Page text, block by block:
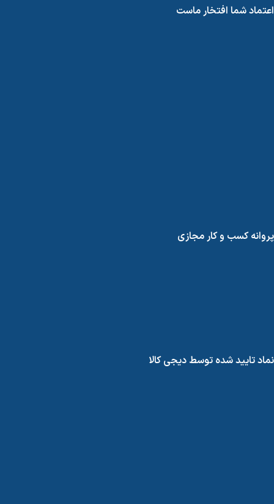
اعتماد شما افتخار ماست
پروانه کسب و کار مجازی
نماد تایید شده توسط دیجی کالا